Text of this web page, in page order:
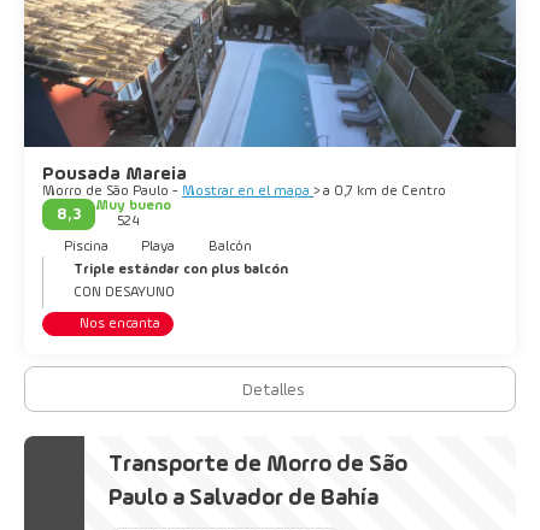
Pousada Mareia
Morro de São Paulo - Mostrar en el mapa > a 0,7 km de Centro
8,3
Muy bueno
524
Piscina
Playa
Balcón
Triple estándar con plus balcón
CON DESAYUNO
Nos encanta
Detalles
Transporte de Morro de São
Paulo a Salvador de Bahía